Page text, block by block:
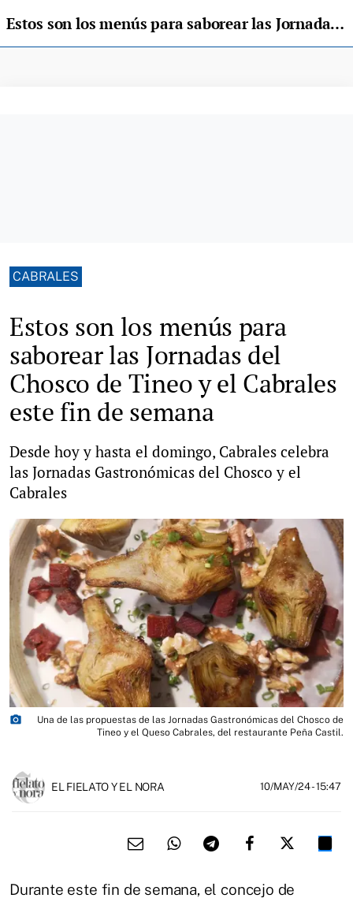
Estos son los menús para saborear las Jornadas del Chosco de Tineo y el Cabrales este fin de semana
CABRALES
Estos son los menús para
saborear las Jornadas del
Chosco de Tineo y el Cabrales
este fin de semana
Desde hoy y hasta el domingo, Cabrales celebra
las Jornadas Gastronómicas del Chosco y el
Cabrales
photo_camera
Una de las propuestas de las Jornadas Gastronómicas del Chosco de
Tineo y el Queso Cabrales, del restaurante Peña Castil.
EL FIELATO Y EL NORA 10/MAY/24- 15:47
Durante este fin de semana, el concejo de